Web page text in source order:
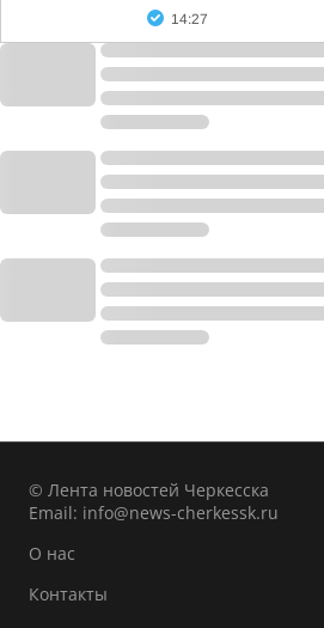
14:27
© Лента новостей Черкесска
Email: info@news-cherkessk.ru
О нас
Контакты